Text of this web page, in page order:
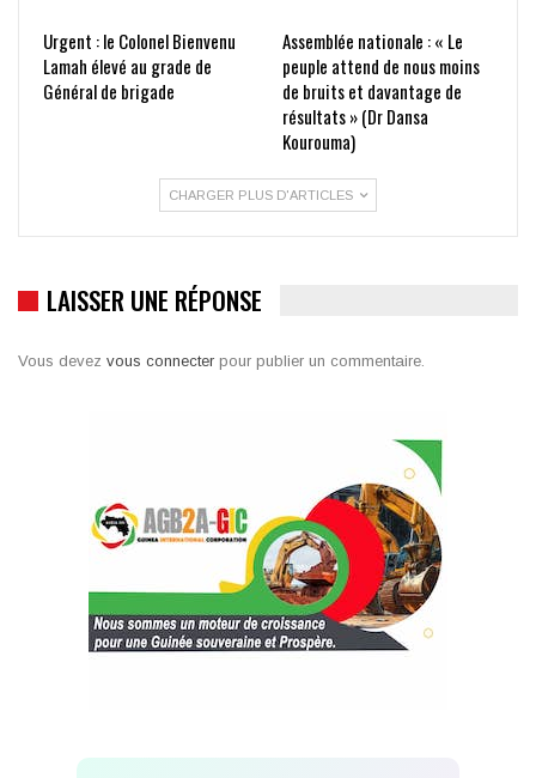
Urgent : le Colonel Bienvenu
Lamah élevé au grade de
Général de brigade
Assemblée nationale : « Le
peuple attend de nous moins
de bruits et davantage de
résultats » (Dr Dansa
Kourouma)
CHARGER PLUS D'ARTICLES
LAISSER UNE RÉPONSE
Vous devez vous connecter pour publier un commentaire.